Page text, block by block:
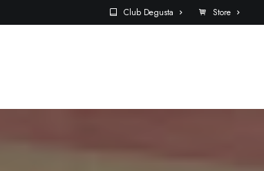
Club Degusta Store